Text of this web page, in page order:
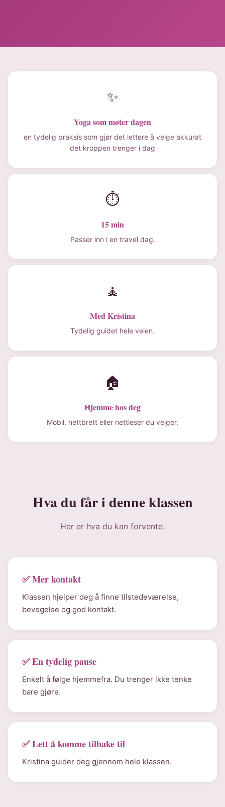
✨
Yoga som møter dagen
en tydelig praksis som gjør det lettere å velge akkurat
det kroppen trenger i dag
⏱
15 min
Passer inn i en travel dag.
🧘
Med Kristina
Tydelig guidet hele veien.
🏠
Hjemme hos deg
Mobil, nettbrett eller nettleser du velger.
Hva du får i denne klassen
Her er hva du kan forvente.
✅ Mer kontakt
Klassen hjelper deg å finne tilstedeværelse,
bevegelse og god kontakt.
✅ En tydelig pause
Enkelt å følge hjemmefra. Du trenger ikke tenke
bare gjøre.
✅ Lett å komme tilbake til
Kristina guider deg gjennom hele klassen.